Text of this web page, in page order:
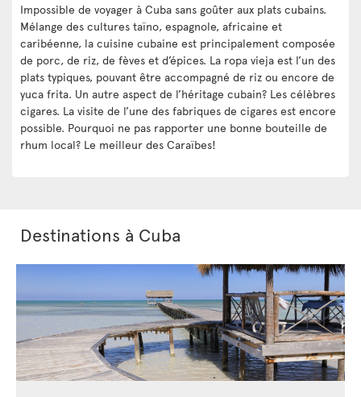
Impossible de voyager à Cuba sans goûter aux plats cubains.
Mélange des cultures taïno, espagnole, africaine et
caribéenne, la cuisine cubaine est principalement composée
de porc, de riz, de fèves et d’épices. La ropa vieja est l’un des
plats typiques, pouvant être accompagné de riz ou encore de
yuca frita. Un autre aspect de l’héritage cubain? Les célèbres
cigares. La visite de l’une des fabriques de cigares est encore
possible. Pourquoi ne pas rapporter une bonne bouteille de
rhum local? Le meilleur des Caraïbes!
Destinations à Cuba